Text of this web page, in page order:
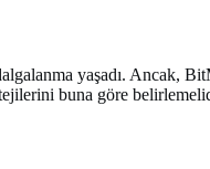
yaşadı. Ancak,
buna göre